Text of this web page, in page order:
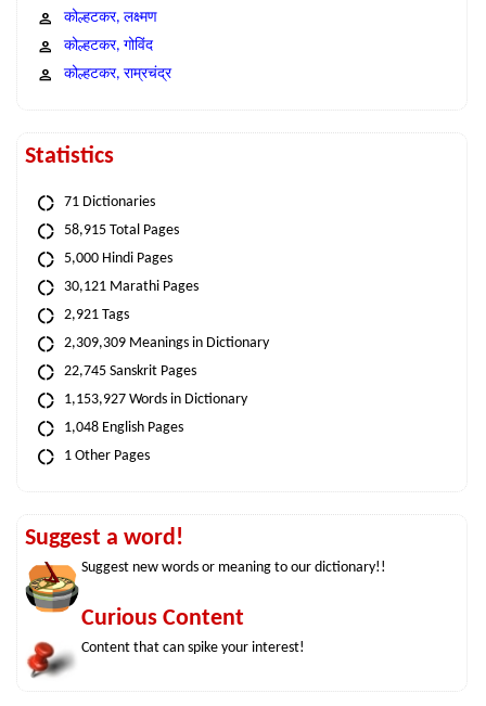
कोल्हटकर, लक्ष्मण
कोल्हटकर, गोविंद
कोल्हटकर, राम्रचंद्र
Statistics
71 Dictionaries
58,915 Total Pages
5,000 Hindi Pages
30,121 Marathi Pages
2,921 Tags
2,309,309 Meanings in Dictionary
22,745 Sanskrit Pages
1,153,927 Words in Dictionary
1,048 English Pages
1 Other Pages
Suggest a word!
Suggest new words or meaning to our dictionary!!
Curious Content
Content that can spike your interest!